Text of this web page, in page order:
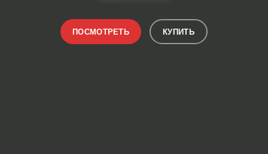
ПОСМОТРЕТЬ КУПИТЬ